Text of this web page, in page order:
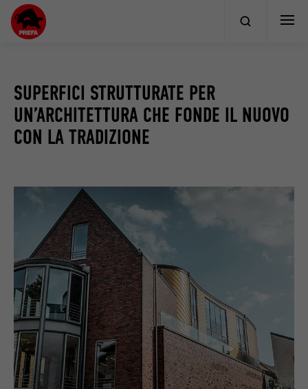
SUPERFICI STRUTTURATE PER
UN’ARCHITETTURA CHE FONDE IL NUOVO
CON LA TRADIZIONE